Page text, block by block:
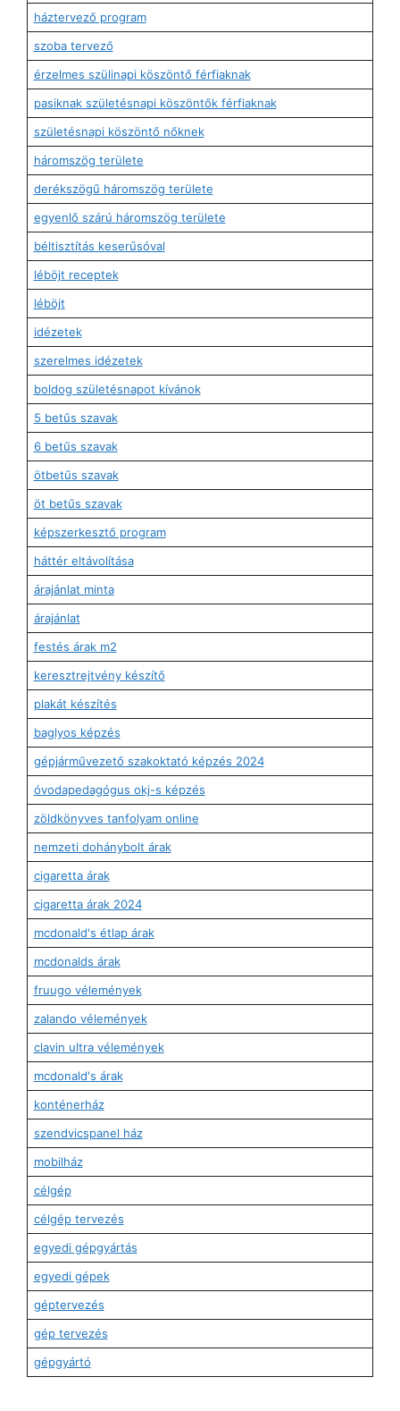
háztervező program
szoba tervező
érzelmes szülinapi köszöntő férfiaknak
pasiknak születésnapi köszöntők férfiaknak
születésnapi köszöntő nőknek
háromszög területe
derékszögű háromszög területe
egyenlő szárú háromszög területe
béltisztítás keserűsóval
léböjt receptek
léböjt
idézetek
szerelmes idézetek
boldog születésnapot kívánok
5 betűs szavak
6 betűs szavak
ötbetűs szavak
öt betűs szavak
képszerkesztő program
háttér eltávolítása
árajánlat minta
árajánlat
festés árak m2
keresztrejtvény készítő
plakát készítés
baglyos képzés
gépjárművezető szakoktató képzés 2024
óvodapedagógus okj-s képzés
zöldkönyves tanfolyam online
nemzeti dohánybolt árak
cigaretta árak
cigaretta árak 2024
mcdonald's étlap árak
mcdonalds árak
fruugo vélemények
zalando vélemények
clavin ultra vélemények
mcdonald's árak
konténerház
szendvicspanel ház
mobilház
célgép
célgép tervezés
egyedi gépgyártás
egyedi gépek
géptervezés
gép tervezés
gépgyártó